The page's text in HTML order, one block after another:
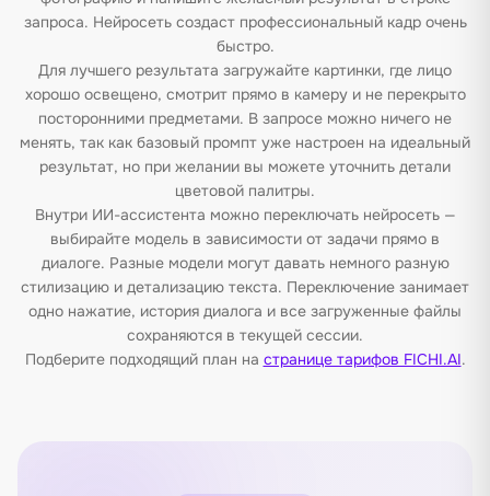
запроса. Нейросеть создаст профессиональный кадр очень
быстро.
Для лучшего результата загружайте картинки, где лицо
хорошо освещено, смотрит прямо в камеру и не перекрыто
посторонними предметами. В запросе можно ничего не
менять, так как базовый промпт уже настроен на идеальный
результат, но при желании вы можете уточнить детали
цветовой палитры.
Внутри ИИ-ассистента можно переключать нейросеть —
выбирайте модель в зависимости от задачи прямо в
диалоге. Разные модели могут давать немного разную
стилизацию и детализацию текста. Переключение занимает
одно нажатие, история диалога и все загруженные файлы
сохраняются в текущей сессии.
Подберите подходящий план на странице тарифов FICHI.AI.